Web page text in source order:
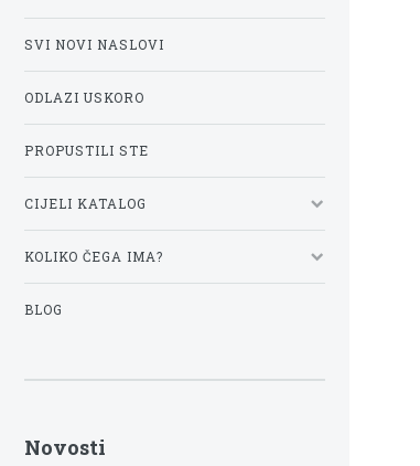
SVI NOVI NASLOVI
ODLAZI USKORO
PROPUSTILI STE
CIJELI KATALOG
KOLIKO ČEGA IMA?
BLOG
Novosti